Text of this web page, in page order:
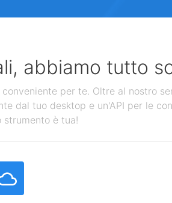
abbiamo tutto
per te. Oltre al nostro
dal tuo desktop e un'API per le
è tua!